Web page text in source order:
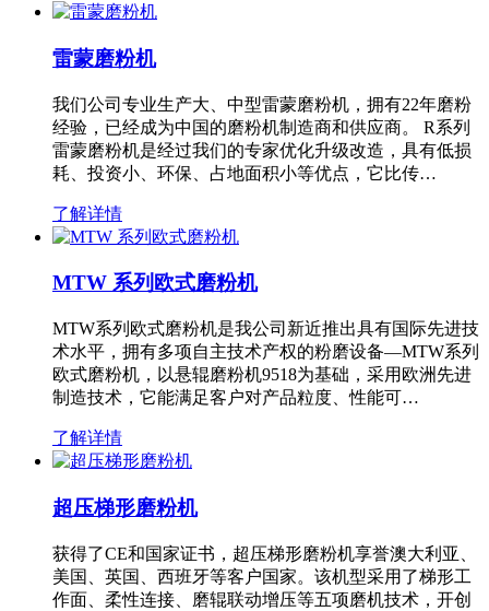
雷蒙磨粉机
我们公司专业生产大、中型雷蒙磨粉机，拥有22年磨粉
经验，已经成为中国的磨粉机制造商和供应商。 R系列
雷蒙磨粉机是经过我们的专家优化升级改造，具有低损
耗、投资小、环保、占地面积小等优点，它比传…
了解详情
MTW 系列欧式磨粉机
MTW系列欧式磨粉机是我公司新近推出具有国际先进技
术水平，拥有多项自主技术产权的粉磨设备—MTW系列
欧式磨粉机，以悬辊磨粉机9518为基础，采用欧洲先进
制造技术，它能满足客户对产品粒度、性能可…
了解详情
超压梯形磨粉机
获得了CE和国家证书，超压梯形磨粉机享誉澳大利亚、
美国、英国、西班牙等客户国家。该机型采用了梯形工
作面、柔性连接、磨辊联动增压等五项磨机技术，开创